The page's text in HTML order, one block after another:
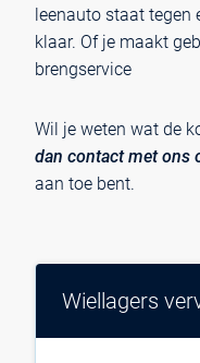
leenauto staat tegen
klaar. Of je maakt
brengservice
Wil je weten wat de
dan contact met ons
aan toe bent.
Wiellagers